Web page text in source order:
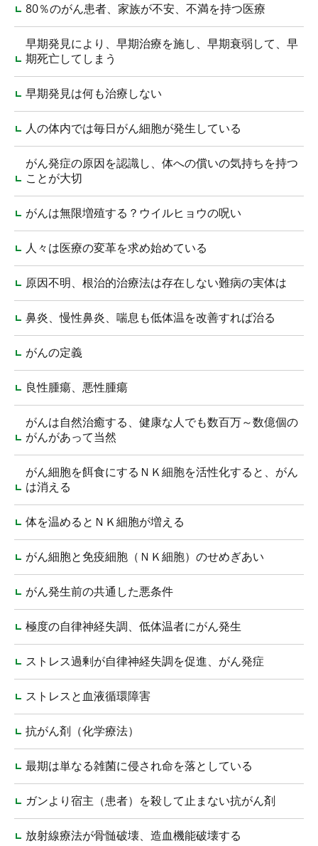
80％のがん患者、家族が不安、不満を持つ医療
早期発見により、早期治療を施し、早期衰弱して、早
期死亡してしまう
早期発見は何も治療しない
人の体内では毎日がん細胞が発生している
がん発症の原因を認識し、体への償いの気持ちを持つ
ことが大切
がんは無限増殖する？ウイルヒョウの呪い
人々は医療の変革を求め始めている
原因不明、根治的治療法は存在しない難病の実体は
鼻炎、慢性鼻炎、喘息も低体温を改善すれば治る
がんの定義
良性腫瘍、悪性腫瘍
がんは自然治癒する、健康な人でも数百万～数億個の
がんがあって当然
がん細胞を餌食にするＮＫ細胞を活性化すると、がん
は消える
体を温めるとＮＫ細胞が増える
がん細胞と免疫細胞（ＮＫ細胞）のせめぎあい
がん発生前の共通した悪条件
極度の自律神経失調、低体温者にがん発生
ストレス過剰が自律神経失調を促進、がん発症
ストレスと血液循環障害
抗がん剤（化学療法）
最期は単なる雑菌に侵され命を落としている
ガンより宿主（患者）を殺して止まない抗がん剤
放射線療法が骨髄破壊、造血機能破壊する